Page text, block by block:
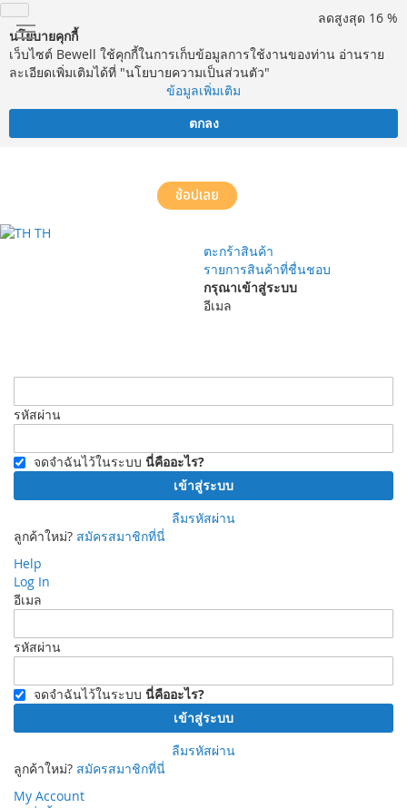
นโยบายคุกกี้
เว็บไซต์ Bewell ใช้คุกกี้ในการเก็บข้อมูลการใช้งานของท่าน อ่านราย
ละเอียดเพิ่มเติมได้ที่ "นโยบายความเป็นส่วนตัว"
ข้อมูลเพิ่มเติม
ตกลง
ช้อปเลย
TH
ตะกร้าสินค้า
รายการสินค้าที่ชื่นชอบ
กรุณาเข้าสู่ระบบ
อีเมล
รหัสผ่าน
จดจำฉันไว้ในระบบ นี่คืออะไร?
เข้าสู่ระบบ
ลืมรหัสผ่าน
ลูกค้าใหม่? สมัครสมาชิกที่นี่
Help
Log In
อีเมล
รหัสผ่าน
จดจำฉันไว้ในระบบ นี่คืออะไร?
เข้าสู่ระบบ
ลืมรหัสผ่าน
ลูกค้าใหม่? สมัครสมาชิกที่นี่
My Account
ลดสูงสุด 16 %